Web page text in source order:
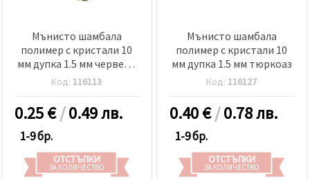
Мънисто шамбала
полимер с кристали 10
мм дупка 1.5 мм червено
тъмно
Код: 116113
0.25€/0.49 лв.
1-9 бр.
ОТСТЪПКИ
ЗА КОЛИЧЕСТВО
Мънисто шамбала
полимер с кристали 10
мм дупка 1.5 мм тюркоаз
Код: 116127
0.40€/0.78 лв.
1-9 бр.
ОТСТЪПКИ
ЗА КОЛИЧЕСТВО